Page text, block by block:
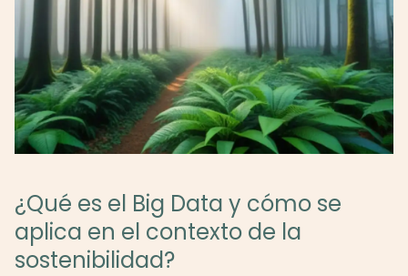
¿Qué es el Big Data y cómo se
aplica en el contexto de la
sostenibilidad?